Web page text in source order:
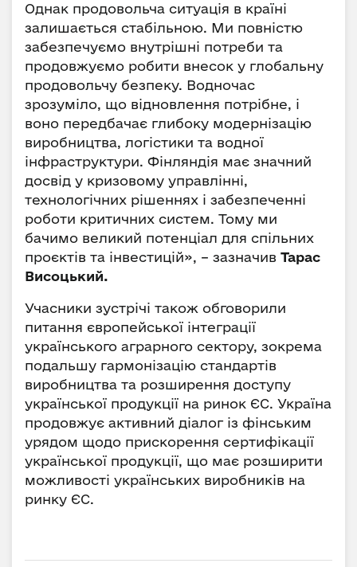
Однак продовольча ситуація в країні
залишається стабільною. Ми повністю
забезпечуємо внутрішні потреби та
продовжуємо робити внесок у глобальну
продовольчу безпеку. Водночас
зрозуміло, що відновлення потрібне, і
воно передбачає глибоку модернізацію
виробництва, логістики та водної
інфраструктури. Фінляндія має значний
досвід у кризовому управлінні,
технологічних рішеннях і забезпеченні
роботи критичних систем. Тому ми
бачимо великий потенціал для спільних
проєктів та інвестицій», – зазначив Тарас
Висоцький.
Учасники зустрічі також обговорили
питання європейської інтеграції
українського аграрного сектору, зокрема
подальшу гармонізацію стандартів
виробництва та розширення доступу
української продукції на ринок ЄС. Україна
продовжує активний діалог із фінським
урядом щодо прискорення сертифікації
української продукції, що має розширити
можливості українських виробників на
ринку ЄС.